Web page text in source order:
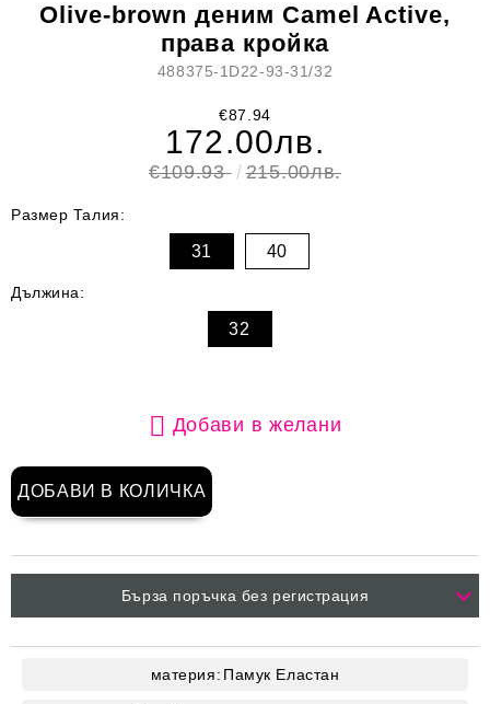
Olive-brown деним Camel Active,
права кройка
488375-1D22-93-31/32
€87.94
172.00лв.
€109.93 215.00лв.
Размер Талия:
31 40
Дължина:
32
Добави в желани
Бърза поръчка без регистрация
материя: Памук Еластан